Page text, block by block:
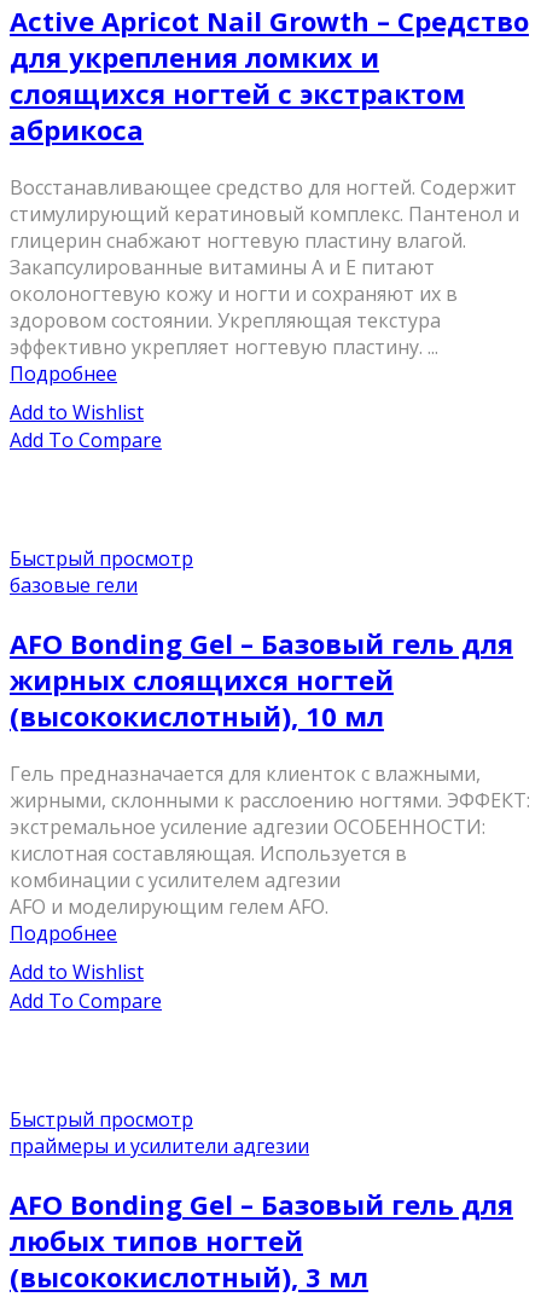
Active Apricot Nail Growth – Средство
для укрепления ломких и
слоящихся ногтей с экстрактом
абрикоса
Восстанавливающее средство для ногтей. Содержит
стимулирующий кератиновый комплекс. Пантенол и
глицерин снабжают ногтевую пластину влагой.
Закапсулированные витамины А и Е питают
околоногтевую кожу и ногти и сохраняют их в
здоровом состоянии. Укрепляющая текстура
эффективно укрепляет ногтевую пластину. ...
Подробнее
Add to Wishlist
Add To Compare
Быстрый просмотр
базовые гели
AFO Bonding Gel – Базовый гель для
жирных слоящихся ногтей
(высококислотный), 10 мл
Гель предназначается для клиенток с влажными,
жирными, склонными к расслоению ногтями. ЭФФЕКТ:
экстремальное усиление адгезии ОСОБЕННОСТИ:
кислотная составляющая. Используется в
комбинации с усилителем адгезии
AFO и моделирующим гелем AFO.
Подробнее
Add to Wishlist
Add To Compare
Быстрый просмотр
праймеры и усилители адгезии
AFO Bonding Gel – Базовый гель для
любых типов ногтей
(высококислотный), 3 мл